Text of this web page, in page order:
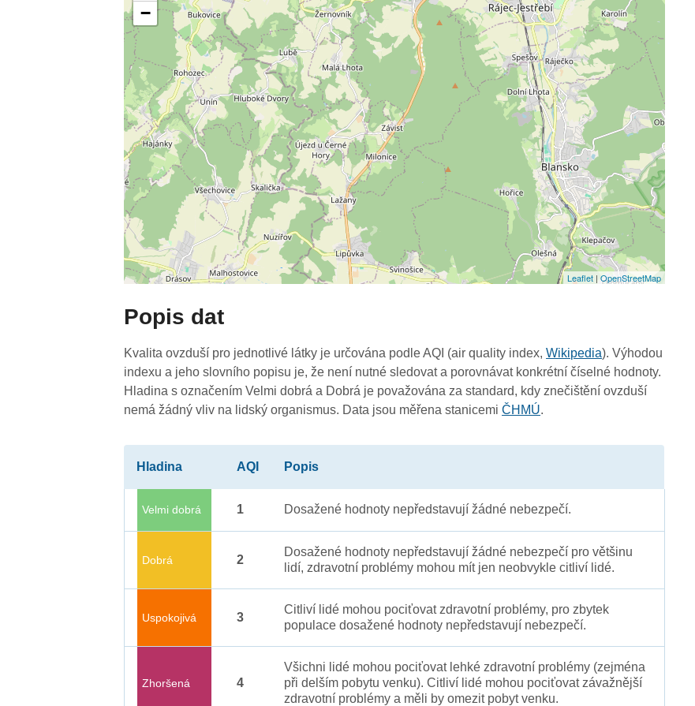
-
−
Leaflet| OpenStreetMap
Popis dat
Kvalita ovzduší pro jednotlivé látky je určována podle AQI (air quality index,Wikipedia). Výhodou
indexu a jeho slovního popisu je, že není nutné sledovat a porovnávat konkrétní číselné hodnoty.
Hladina s označením Velmi dobrá a Dobrá je považována za standard, kdy znečištění ovzduší
nemá žádný vliv na lidský organismus. Data jsou měřena stanicemiČHMÚ.
Hladina AQI Popis
Velmi dobrá 1 Dosažené hodnoty nepředstavují žádné nebezpečí.
Dobrá 2
Dosažené hodnoty nepředstavují žádné nebezpečí pro většinu
lidí, zdravotní problémy mohou mít jen neobvykle citliví lidé.
Uspokojivá 3
Citliví lidé mohou pociťovat zdravotní problémy, pro zbytek
populace dosažené hodnoty nepředstavují nebezpečí.
Zhoršená 4
Všichni lidé mohou pociťovat lehké zdravotní problémy (zejména
při delším pobytu venku). Citliví lidé mohou pociťovat závažnější
zdravotní problémy a měli by omezit pobyt venku.